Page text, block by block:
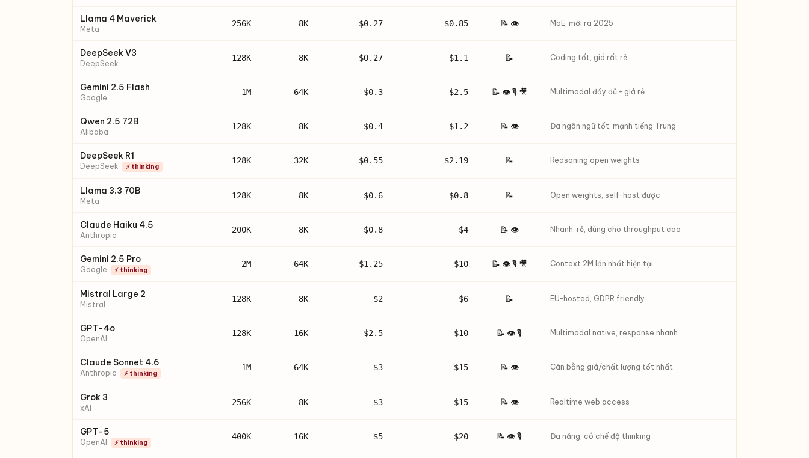
Llama 4 Maverick
Meta
256K 8K $0.27 $0.85 📝 👁 MoE, mới ra 2025
DeepSeek V3
DeepSeek
128K 8K $0.27 $1.1 📝 Coding tốt, giá rất rẻ
Gemini 2.5 Flash
Google
1M 64K $0.3 $2.5 📝 👁 🎙 🎥 Multimodal đầy đủ + giá rẻ
Qwen 2.5 72B
Alibaba
128K 8K $0.4 $1.2 📝 👁 Đa ngôn ngữ tốt, mạnh tiếng Trung
DeepSeek R1
DeepSeek ⚡ thinking
128K 32K $0.55 $2.19 📝 Reasoning open weights
Llama 3.3 70B
Meta
128K 8K $0.6 $0.8 📝 Open weights, self-host được
Claude Haiku 4.5
Anthropic
200K 8K $0.8 $4 📝 👁 Nhanh, rẻ, dùng cho throughput cao
Gemini 2.5 Pro
Google ⚡ thinking
2M 64K $1.25 $10 📝 👁 🎙 🎥 Context 2M lớn nhất hiện tại
Mistral Large 2
Mistral
128K 8K $2 $6 📝 EU-hosted, GDPR friendly
GPT-4o
OpenAI
128K 16K $2.5 $10 📝 👁 🎙 Multimodal native, response nhanh
Claude Sonnet 4.6
Anthropic ⚡ thinking
1M 64K $3 $15 📝 👁 Cân bằng giá/chất lượng tốt nhất
Grok 3
xAI
256K 8K $3 $15 📝 👁 Realtime web access
GPT-5
OpenAI ⚡ thinking
400K 16K $5 $20 📝 👁 🎙 Đa năng, có chế độ thinking